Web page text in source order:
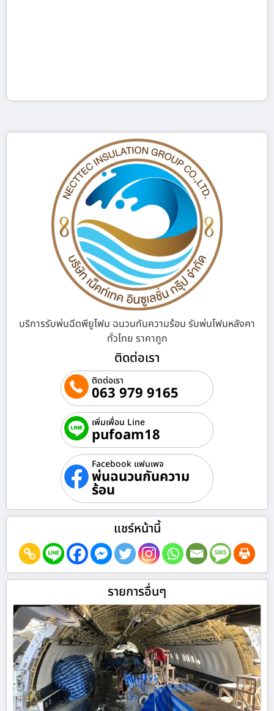
บริการรับพ่นฉีดพียูโฟม ฉนวนกันความร้อน รับพ่นโฟมหลังคา
ทั่วไทย ราคาถูก
ติดต่อเรา
ติดต่อเรา
063 979 9165
เพิ่มเพื่อน Line
pufoam18
Facebook แฟนเพจ
พ่นฉนวนกันความ
ร้อน
แชร์หน้านี้
รายการอื่นๆ